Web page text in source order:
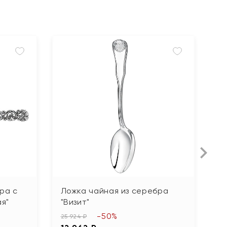
с
Ложка чайная из серебра
"Визит"
25 924 ₽ -50%